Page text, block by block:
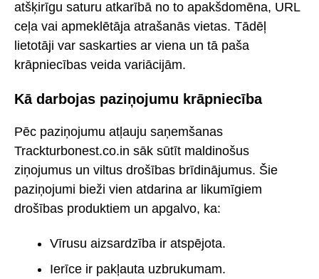
atšķirīgu saturu atkarībā no to apakšdomēna, URL
ceļa vai apmeklētāja atrašanās vietas. Tādēļ
lietotāji var saskarties ar viena un tā paša
krāpniecības veida variācijām.
Kā darbojas paziņojumu krāpniecība
Pēc paziņojumu atļauju saņemšanas
Trackturbonest.co.in sāk sūtīt maldinošus
ziņojumus un viltus drošības brīdinājumus. Šie
paziņojumi bieži vien atdarina ar likumīgiem
drošības produktiem un apgalvo, ka:
Vīrusu aizsardzība ir atspējota.
Ierīce ir pakļauta uzbrukumam.